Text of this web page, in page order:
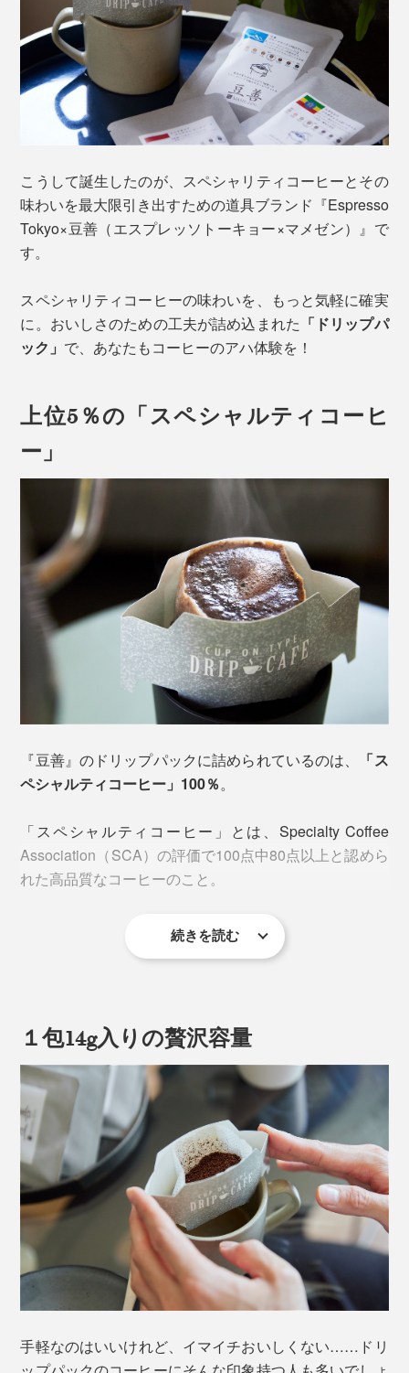
こうして誕生したのが、スペシャリティコーヒーとその
味わいを最大限引き出すための道具ブランド『Espresso
Tokyo×豆善（エスプレッソトーキョー×マメゼン）』で
す。
スペシャリティコーヒーの味わいを、もっと気軽に確実
に。おいしさのための工夫が詰め込まれた 「ドリップパ
ック」 で、あなたもコーヒーのアハ体験を！
上位5％の「スペシャルティコーヒ
ー」
『豆善』のドリップパックに詰められているのは、
「ス
ペシャルティコーヒー」100％。
「スペシャルティコーヒー」とは、Specialty Coffee
Association（SCA）の評価で100点中80点以上と認めら
れた高品質なコーヒーのこと。
流通量は、わずか 上位5％程度！
産地や農園、品種、精製方法まで明確に管理されている
のある風味が広がります。
続きを読む
１包14g入りの贅沢容量
手軽なのはいいけれど、イマイチおいしくない……ドリ